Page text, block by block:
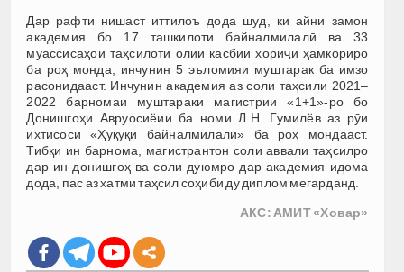
Дар рафти нишаст иттилоъ дода шуд, ки айни замон
академия бо 17 ташкилоти байналмилалӣ ва 33
муассисаҳои таҳсилоти олии касбии хориҷӣ ҳамкориро
ба роҳ монда, инчунин 5 эъломияи муштарак ба имзо
расонидааст. Инчунин академия аз соли таҳсили 2021–
2022 барномаи муштараки магистрии «1+1»-ро бо
Донишгоҳи Авруосиёии ба номи Л.Н. Гумилёв аз рӯи
ихтисоси «Ҳуқуқи байналмилалӣ» ба роҳ мондааст.
Тибқи ин барнома, магистрантон соли аввали таҳсилро
дар ин донишгоҳ ва соли дуюмро дар академия идома
дода, пас аз хатми таҳсил соҳиби ду диплом мегарданд.
АКС: АМИТ «Ховар»